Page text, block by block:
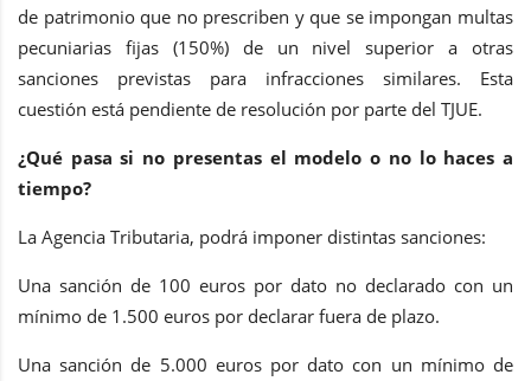
de patrimonio que no prescriben y que se impongan multas
pecuniarias fijas (150%) de un nivel superior a otras
sanciones previstas para infracciones similares. Esta
cuestión está pendiente de resolución por parte del TJUE.
¿Qué pasa si no presentas el modelo o no lo haces a
tiempo?
La Agencia Tributaria, podrá imponer distintas sanciones:
Una sanción de 100 euros por dato no declarado con un
mínimo de 1.500 euros por declarar fuera de plazo.
Una sanción de 5.000 euros por dato con un mínimo de